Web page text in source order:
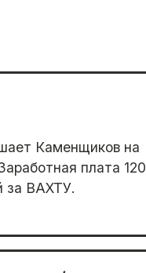
Каменщиков на
плата 120
за ВАХТУ.